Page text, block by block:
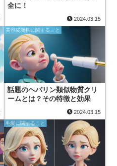
全に！
2024.03.15
美容皮膚科に関すること
話題のヘパリン類似物質クリ
ームとは？その特徴と効果
2024.03.15
毛髪に関すること